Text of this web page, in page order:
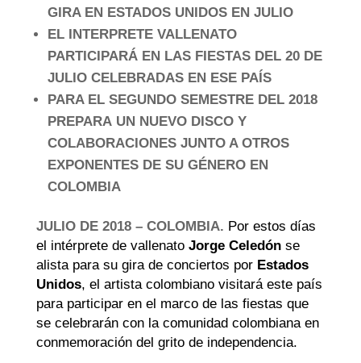
GIRA EN ESTADOS UNIDOS EN JULIO
EL INTERPRETE VALLENATO
PARTICIPARÁ EN LAS FIESTAS DEL 20 DE
JULIO CELEBRADAS EN ESE PAÍS
PARA EL SEGUNDO SEMESTRE DEL 2018
PREPARA UN NUEVO DISCO Y
COLABORACIONES JUNTO A OTROS
EXPONENTES DE SU GÉNERO EN
COLOMBIA
JULIO DE 2018 – COLOMBIA. Por estos días
el intérprete de vallenato Jorge Celedón se
alista para su gira de conciertos por Estados
Unidos, el artista colombiano visitará este país
para participar en el marco de las fiestas que
se celebrarán con la comunidad colombiana en
conmemoración del grito de independencia.